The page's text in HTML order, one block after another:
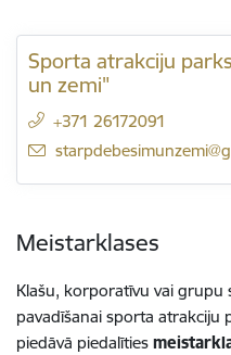
Sporta atrakciju
un zemi"
+371 26172091
E-pasts:
Meistarklases
Klašu, korporatīvu vai grupu
pavadīšanai sporta atrakciju
piedāvā piedalīties